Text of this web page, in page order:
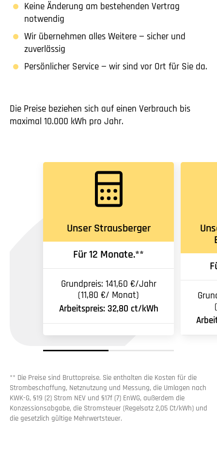
Keine Änderung am bestehenden Vertrag
notwendig
Wir übernehmen alles Weitere — sicher und
zuverlässig
Persönlicher Service — wir sind vor Ort für Sie da.
Die Preise beziehen sich auf einen Verbrauch bis
maximal 10.000 kWh pro Jahr.
Unser Strausberger
Für 12 Monate.**
Grundpreis: 141,60 €/Jahr
(11,80 €/ Monat)
Arbeitspreis: 32,80 ct/kWh
** Die Preise sind Bruttopreise. Sie enthalten die Kosten für die
Strombeschaffung, Netznutzung und Messung, die Umlagen nach
KWK-G, §19 (2) Strom NEV und §17f (7) EnWG, außerdem die
Konzessionsabgabe, die Stromsteuer (Regelsatz 2,05 Ct/kWh) und
die gesetzlich gültige Mehrwertsteuer.